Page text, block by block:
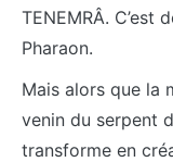
TENEMRÂ. C’est
Pharaon.
Mais alors que la
venin du serpent
transforme en